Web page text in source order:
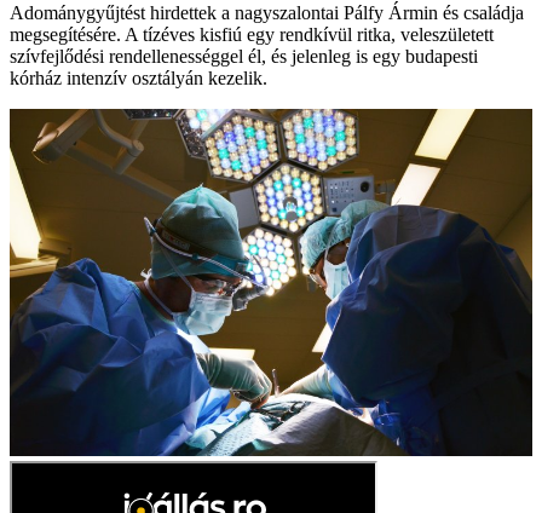
Adománygyűjtést hirdettek a nagyszalontai Pálfy Ármin és családja
megsegítésére. A tízéves kisfiú egy rendkívül ritka, veleszületett
szívfejlődési rendellenességgel él, és jelenleg is egy budapesti
kórház intenzív osztályán kezelik.